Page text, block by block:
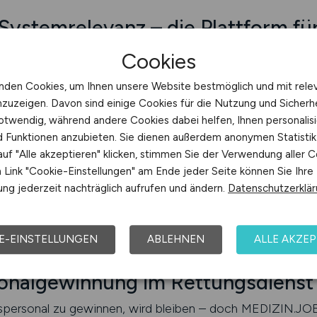
– die Plattform
entscheidend – nicht nur im Einsatz, sondern auch
Ökosystem, das in Echtzeit funktioniert: Mobil
Vakanzen zugeschnitten. Dabei wird Ihre Anzeige
Über integrierte Analysefunktionen erfahren
nachsteuern. Für Entscheider in Klinik,
damit ein präzises
im
zu gewinnen, wird bleiben – doch
Cookies
Cookies, um Ihnen unsere Website bestmöglich und mit
Davon sind einige Cookies für die Nutzung und
während andere Cookies dabei helfen, Ihnen
Funktionen anzubieten. Sie dienen außerdem anonymen
"Alle akzeptieren" klicken, stimmen Sie der Verwendung aller
"Cookie-Einstellungen" am Ende jeder Seite können Sie Ihre
jederzeit nachträglich aufrufen und ändern.
EINSTELLUNGEN ABLEHNEN ALLE